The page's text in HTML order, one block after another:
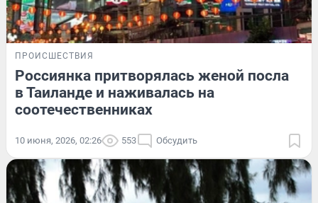
ПРОИСШЕСТВИЯ
Россиянка притворялась женой посла
в Таиланде и наживалась на
соотечественниках
10 июня, 2026, 02:26 553 Обсудить